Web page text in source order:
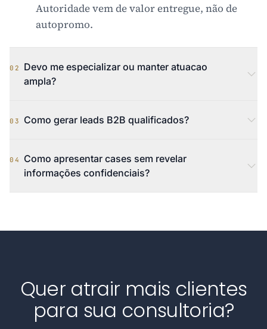
Autoridade vem de valor entregue, não de
autopromo.
02
Devo me especializar ou manter atuacao
ampla?
03 Como gerar leads B2B qualificados?
04
Como apresentar cases sem revelar
informações confidenciais?
Quer atrair mais clientes
para sua consultoria?